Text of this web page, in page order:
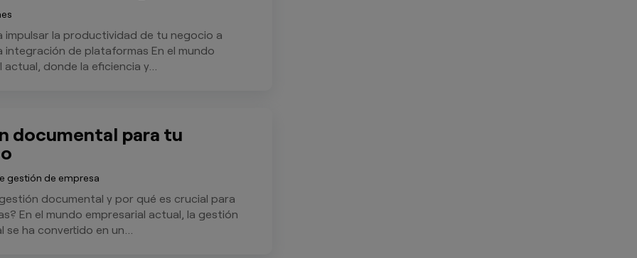
impulsar la productividad de tu negocio a
integración de plataformas En el mundo
actual, donde la eficiencia y...
documental para tu
gestión de empresa
documental y por qué es crucial para
En el mundo empresarial actual, la gestión
ha convertido en un...